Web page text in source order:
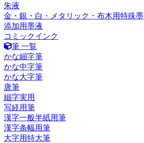
朱液
金・銀・白・メタリック・布木用特殊墨
添加用墨液
コミックインク
筆 一覧
かな細字筆
かな中字筆
かな大字筆
唐筆
細字実用
写経用筆
漢字一般半紙用筆
漢字条幅用筆
大字用特大筆